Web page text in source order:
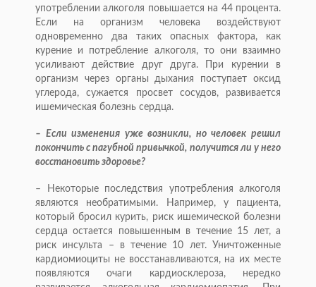
употреблении алкоголя повышается на 44 процента.
Если на организм человека воздействуют
одновременно два таких опасных фактора, как
курение и потребление алкоголя, то они взаимно
усиливают действие друг друга. При курении в
организм через органы дыхания поступает оксид
углерода, сужается просвет сосудов, развивается
ишемическая болезнь сердца.
– Если изменения уже возникли, но человек решил
покончить с пагубной привычкой, получится ли у него
восстановить здоровье?
– Некоторые последствия употребления алкоголя
являются необратимыми. Например, у пациента,
который бросил курить, риск ишемической болезни
сердца остается повышенным в течение 15 лет, а
риск инсульта – в течение 10 лет. Уничтоженные
кардиомиоциты не восстанавливаются, на их месте
появляются очаги кардиосклероза, нередко